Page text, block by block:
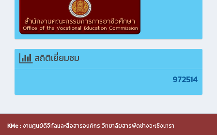
สถิติเยี่ยมชม
972514
KMe: งานศูนย์ดิจิทัลและสื่อสารองค์กร วิทยาลัยสารพัดช่างฉะเชิงเทรา